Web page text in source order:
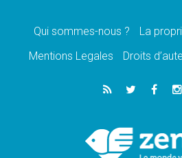
07.08.2026
de l'Assomption et
«La paix commence
le cardinal Parolin
En Colombie, «la paix
une signature»
Qui sommes-nous ? La
Mentions Legales
Droits